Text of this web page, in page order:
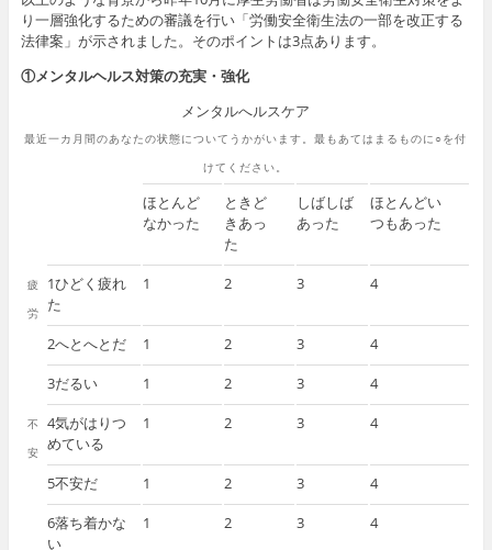
り一層強化するための審議を行い「労働安全衛生法の一部を改正する
法律案」が示されました。そのポイントは3点あります。
①メンタルヘルス対策の充実・強化
メンタルへルスケア
最近一カ月間のあなたの状態についてうかがいます。最もあてはまるものに○を付
けてください。
ほとんど
なかった
ときど
きあっ
た
しばしば
あった
ほとんどい
つもあった
疲
労
1ひどく疲れ
た
1 2 3 4
2へとへとだ 1 2 3
4
3だるい
1 2 3 4
不
安
4気がはりつ
めている
1 2 3 4
5不安だ 1 2 3
4
6落ち着かな
い
1 2 3 4